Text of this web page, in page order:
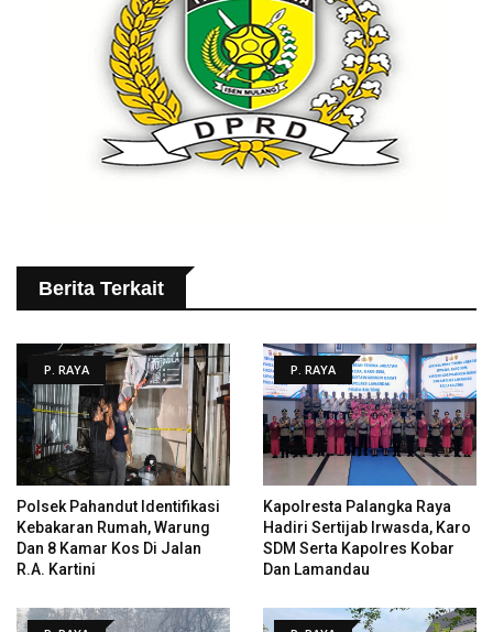
Berita Terkait
P. RAYA
Polsek Pahandut Identifikasi
Kebakaran Rumah, Warung
Dan 8 Kamar Kos Di Jalan
R.A. Kartini
P. RAYA
Kapolresta Palangka Raya
Hadiri Sertijab Irwasda, Karo
SDM Serta Kapolres Kobar
Dan Lamandau